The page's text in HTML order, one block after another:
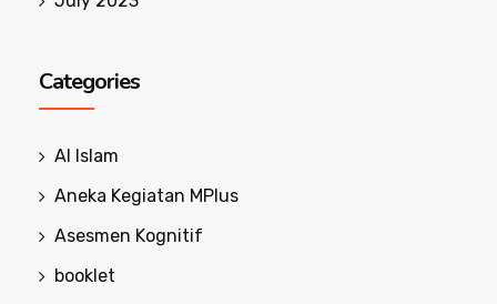
Categories
Al Islam
Aneka Kegiatan MPlus
Asesmen Kognitif
booklet